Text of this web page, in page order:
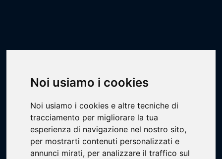
Noi usiamo i cookies
Noi usiamo i cookies e altre tecniche di
tracciamento per migliorare la tua
esperienza di navigazione nel nostro sito,
per mostrarti contenuti personalizzati e
annunci mirati, per analizzare il traffico sul
Livescore Campionati
Basket